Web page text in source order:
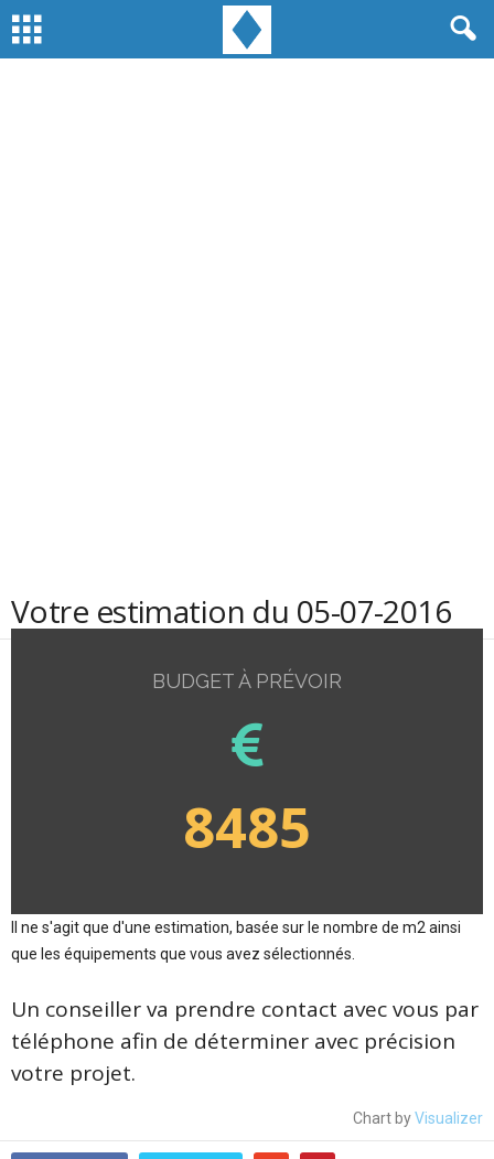
Votre estimation du 05-07-2016
BUDGET À PRÉVOIR
8485
Il ne s'agit que d'une estimation, basée sur le nombre de m2 ainsi
que les équipements que vous avez sélectionnés.
Un conseiller va prendre contact avec vous par
téléphone afin de déterminer avec précision
votre projet.
Chart byVisualizer